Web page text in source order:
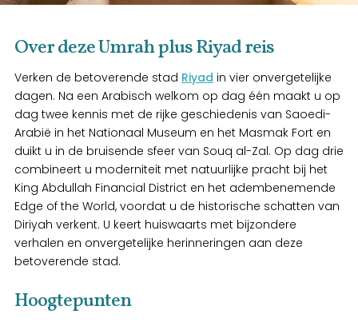
Over deze Umrah plus Riyad reis
Verken de betoverende stad Riyad in vier onvergetelijke
dagen. Na een Arabisch welkom op dag één maakt u op
dag twee kennis met de rijke geschiedenis van Saoedi-
Arabië in het Nationaal Museum en het Masmak Fort en
duikt u in de bruisende sfeer van Souq al-Zal. Op dag drie
combineert u moderniteit met natuurlijke pracht bij het
King Abdullah Financial District en het adembenemende
Edge of the World, voordat u de historische schatten van
Diriyah verkent. U keert huiswaarts met bijzondere
verhalen en onvergetelijke herinneringen aan deze
betoverende stad.
Hoogtepunten